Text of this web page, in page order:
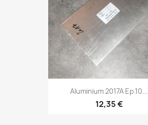
Aluminium 2017A Ep.10...
12,35 €